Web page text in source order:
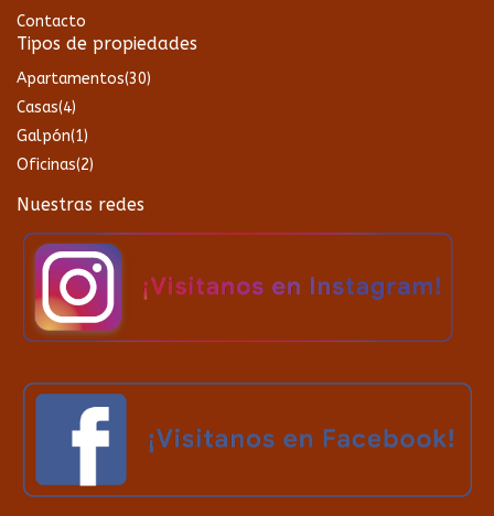
Contacto
Tipos de propiedades
Apartamentos(30)
Casas(4)
Galpón(1)
Oficinas(2)
Nuestras redes